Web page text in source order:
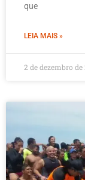
que
LEIA MAIS »
2 de dezembro de